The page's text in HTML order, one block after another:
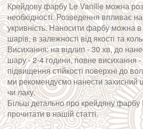
Крейдову фарбу Le Vanille можна
необхідності. Розведення впливає
укривність. Наносити фарбу можна
шарів, в залежності від якості та
Висихання: на відлип - 30 хв, до
шару - 2-4 години, повне висихання
підвищення стійкості поверхні до
ми рекомендуємо нанести захисний
чи лаку.
Більш детально про крейдяну
прочитати в нашій статті.